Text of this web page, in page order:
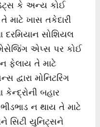
કે અન્ય કોઈ
માટે ખાસ તકેદારી
દરમિયાન સોશિયલ
મેસેજિંગ એપ્સ પર કોઈ
ફેલાય તે માટે
મોનિટરિંગ
કેન્દ્રોની બહાર
ન થાય તે માટે
સિટી યુનિટ્સને